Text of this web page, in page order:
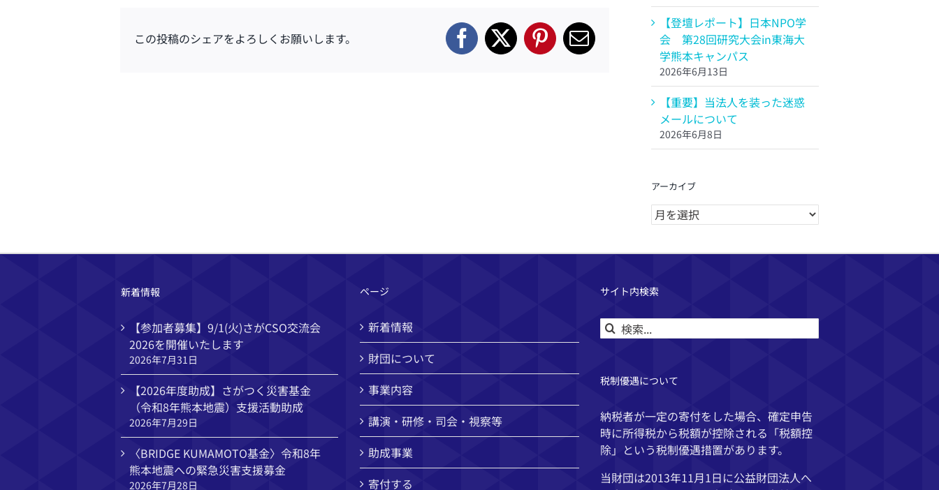
この投稿のシェアをよろしくお願いします。 Facebook
X Pinterest
電
【登壇レポート】日本NPO学
会 第28回研究大会in東海大
学熊本キャンパス
2026年6月13日
【重要】当法人を装った迷惑
メールについて
2026年6月8日
アーカイブ
ア
ー
新着情報
【参加者募集】9/1(火)さがCSO交流会
2026を開催いたします
2026年7月31日
【2026年度助成】さがつく災害基金
（令和8年熊本地震）支援活動助成
2026年7月29日
〈BRIDGE KUMAMOTO基金〉令和8年
熊本地震への緊急災害支援募金
2026年7月28日
ページ
新着情報
財団について
事業内容
講演・研修・司会・視察等
助成事業
寄付する
サイト内検索
検
索
税制優遇について
納税者が一定の寄付をした場合、確定申告
時に所得税から税額が控除される「税額控
除」という税制優遇措置があります。
当財団は2013年11月1日に公益財団法人へ